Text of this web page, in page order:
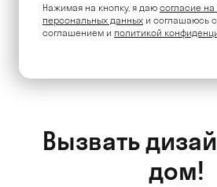
Нажимая на кнопку, я даю согласие на обработку
персональных данных и соглашаюсь
соглашением и политикой
Вызвать
дом!